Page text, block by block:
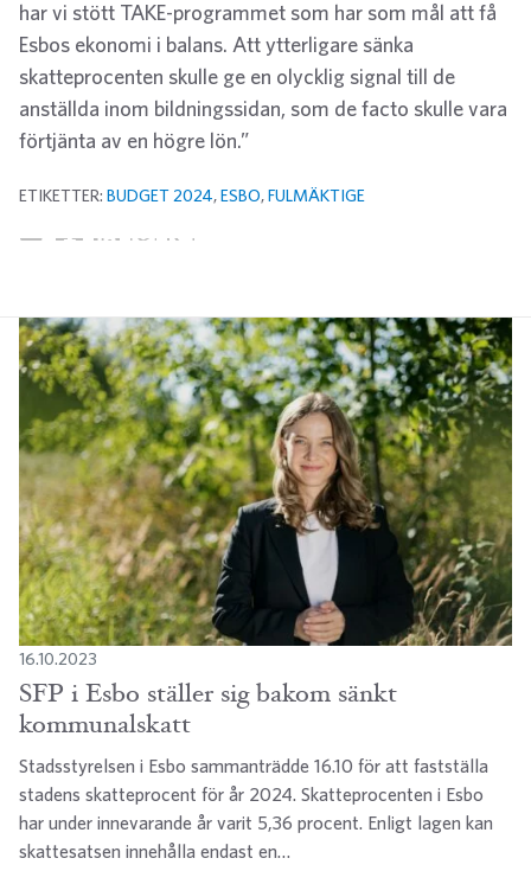
har vi stött TAKE-programmet som har som mål att få
Esbos ekonomi i balans. Att ytterligare sänka
skatteprocenten skulle ge en olycklig signal till de
anställda inom bildningssidan, som de facto skulle vara
förtjänta av en högre lön.”
ETIKETTER: BUDGET 2024,ESBO,FULMÄKTIGE
16.10.2023
SFP i Esbo ställer sig bakom sänkt
kommunalskatt
Stadsstyrelsen i Esbo sammanträdde 16.10 för att fastställa
stadens skatteprocent för år 2024. Skatteprocenten i Esbo
har under innevarande år varit 5,36 procent. Enligt lagen kan
skattesatsen innehålla endast en…